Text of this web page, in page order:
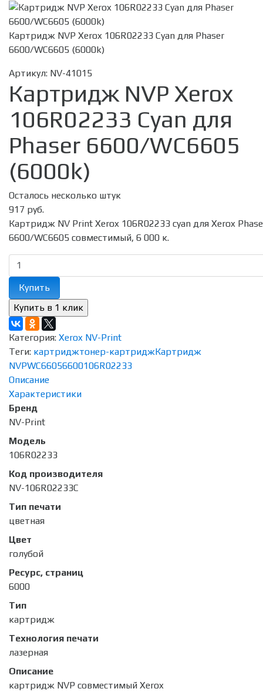
Картридж NVP Xerox 106R02233 Cyan для Phaser
6600/WC6605 (6000k)
Артикул: NV-41015
Картридж NVP Xerox
106R02233 Cyan для
Phaser 6600/WC6605
(6000k)
Осталось несколько штук
917 руб.
Картридж NV Print Xerox 106R02233 cyan для Xerox
6600/WC6605 совместимый, 6 000 к.
Купить
Категория: Xerox NV-Print
Теги: картриджтонер-картриджКартридж
NVPWC66056600106R02233
Описание
Характеристики
Бренд
NV-Print
Модель
106R02233
Код производителя
NV-106R02233C
Тип печати
цветная
Цвет
голубой
Ресурс, страниц
6000
Тип
картридж
Технология печати
лазерная
Описание
картридж NVP совместимый Xerox